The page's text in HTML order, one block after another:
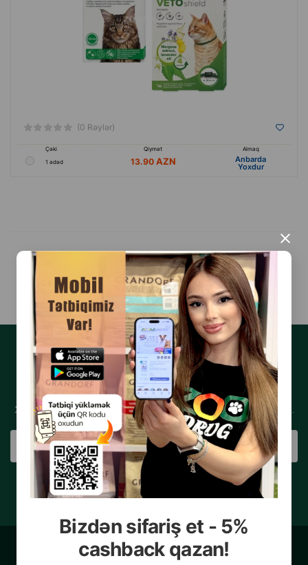
Bizdən sifariş et - 5%
cashback qazan!
×
(0 Rəylər)
Çəki Qiymət
Almaq
1 ədəd
13.90 Anbarda
Yoxdur
Məhsullar 1-2 of 2
YENILIKLƏRƏ ABUNƏ OLUN
Xəbərlər və xüsusi təkliflər almaq üçün e-poçt ünvanınızı qeyd edin.
ABUNƏ OL